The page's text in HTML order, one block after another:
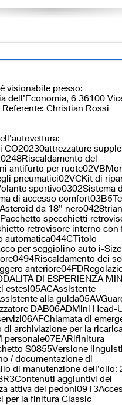
assistita Immobilizzatore
Servosterzo
Specchietti
visionabile presso:
dell'Economia, 6 36100
Christian Rossi
del
antifurto per
pneumatici02VCKit di
sportivo0302Sistema
di accesso
da 18"
specchietti
retrovisore interno con
automatica044CTitolo
per seggiolino auto i-
dei
DI ESPERIENZA
estesi05ACAssistente
alla
DAB06ADMini Head-
di
di archiviazione per la
personale07EARifinitura
S0855Versione
/ documentazione di
di manutenzione dell'olio:
aggiuntivi del
attiva dei
per la finitura Classic